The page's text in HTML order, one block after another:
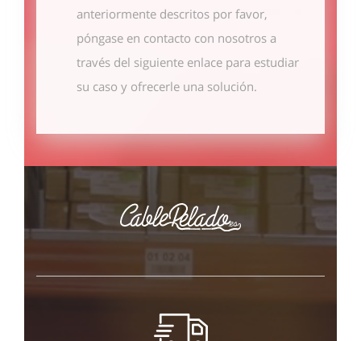
anteriormente descritos por favor,
póngase en contacto con nosotros a
través del siguiente enlace para estudiar
su caso y ofrecerle una solución.